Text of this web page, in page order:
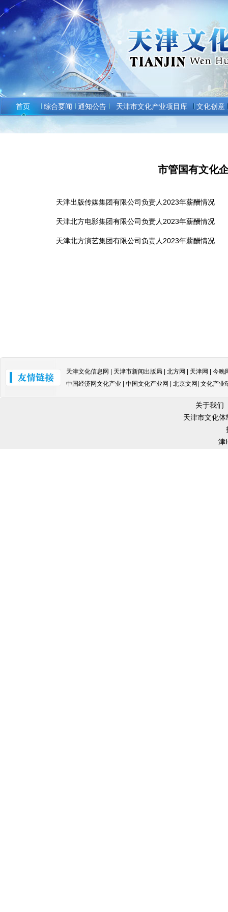
首页 综合要闻 通知公告 天津市文化产业项目库 文化创意
市管国有文化
天津出版传媒集团有限公司负责人2023年薪酬情况
天津北方电影集团有限公司负责人2023年薪酬情况
天津北方演艺集团有限公司负责人2023年薪酬情况
天津文化信息网 | 天津市新闻出版局 | 北方网 | 天津网 | 今
中国经济网文化产业 | 中国文化产业网 | 北京文网| 文化产
关于我们
天津市文化
津